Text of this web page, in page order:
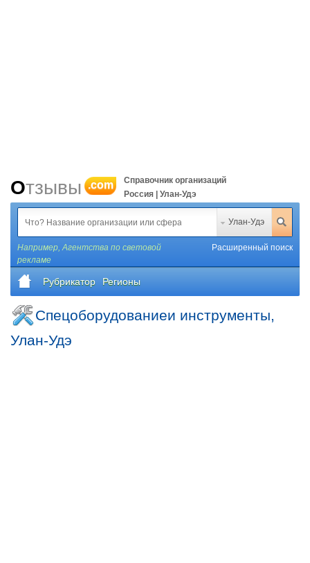
Отзывы .com
Справочник организаций
Россия | Улан-Удэ
Улан-Удэ
Например,Агентства по световой
рекламе
Расширенный поиск
Рубрикатор Регионы
Спецоборудованиеи инструменты,
Улан-Удэ